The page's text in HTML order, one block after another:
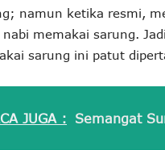
namun ketika resmi,
nabi memakai sarung.
sarung ini patut
JUGA : Semangat